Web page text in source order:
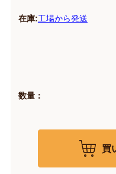
在庫:工場から発送
数量：
買